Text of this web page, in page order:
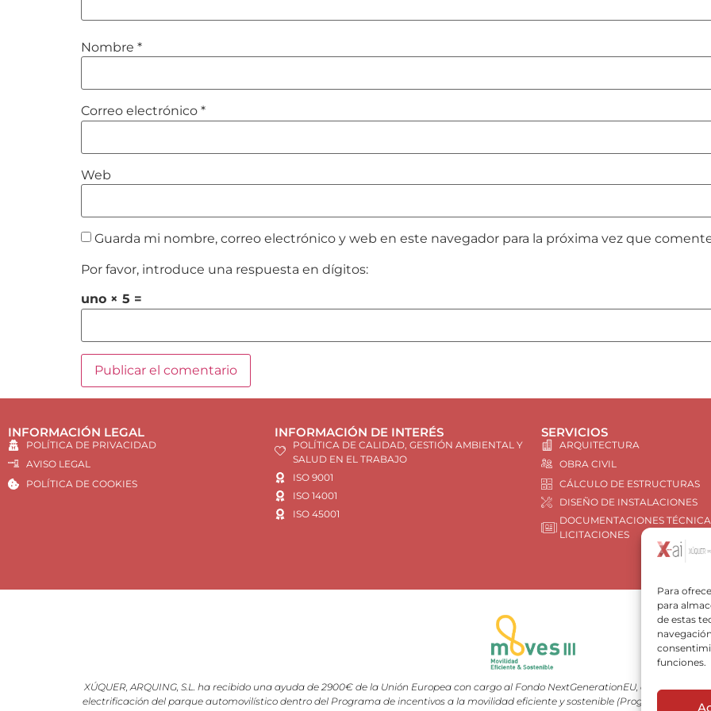
Para
para
de estas
funciones.
Nombre *
Correo electrónico *
Web
Guarda mi nombre, correo electrónico y web en este navegador para la próxima vez que
Por favor, introduce una respuesta en dígitos:
uno × 5 =
INFORMACIÓN LEGAL
POLÍTICA DE PRIVACIDAD
AVISO LEGAL
POLÍTICA DE COOKIES
INFORMACIÓN DE INTERÉS
POLÍTICA DE CALIDAD, GESTIÓN AMBIENTAL Y
SALUD EN EL TRABAJO
ISO 9001
ISO 14001
ISO 45001
SERVICIOS
ARQUITECTURA
OBRA CIVIL
CÁLCULO DE ESTRUCTURAS
DISEÑO DE INSTALACIONES
DOCUMENTACIONES
LICITACIONES
XÚQUER, ARQUING, S.L. ha recibido una ayuda de 2900€ de la Unión Europea con cargo al Fondo NextGenerationEU, en el marco
electrificación del parque automovilístico dentro del Programa de incentivos a la movilidad eficiente y sostenible (Programa